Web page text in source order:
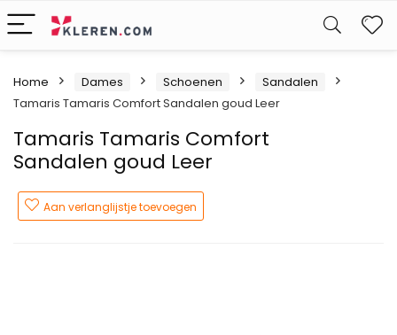
Home Dames Schoenen
Sandalen
Tamaris Tamaris Comfort Sandalen goud Leer
Tamaris Tamaris Comfort
Sandalen goud Leer
Aan verlanglijstje toevoegen